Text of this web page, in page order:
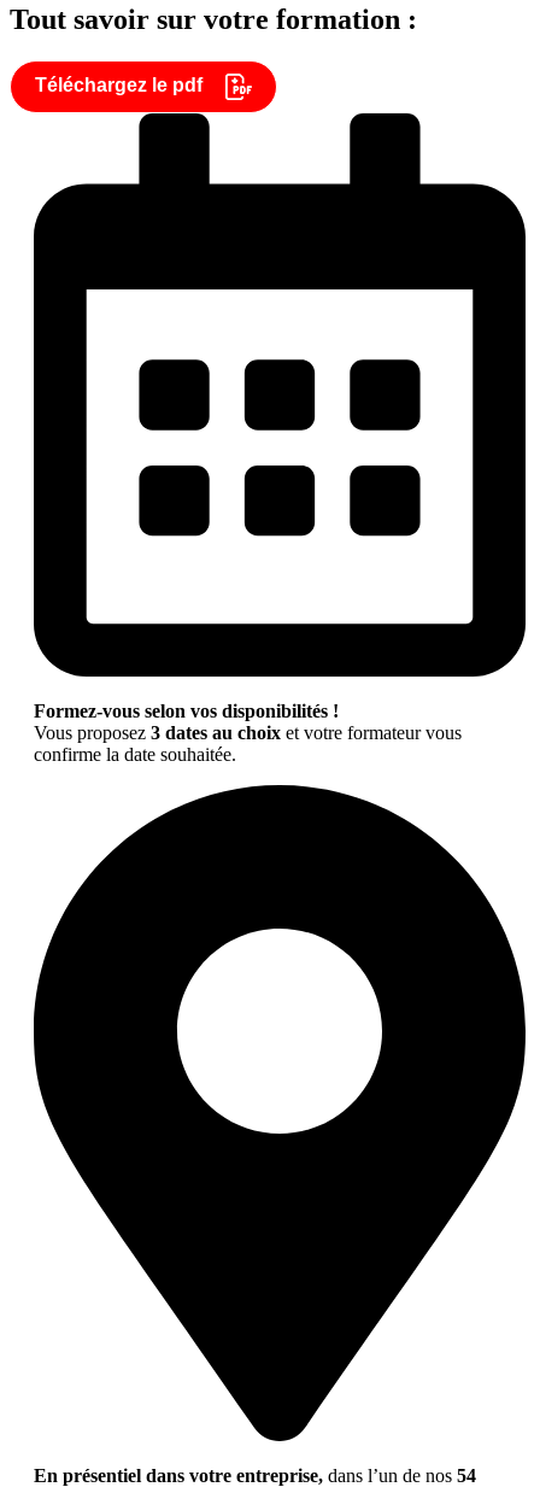
Tout savoir sur votre formation :
Téléchargez le pdf
Formez-vous selon vos disponibilités !
Vous proposez 3 dates au choix et votre formateur vous
confirme la date souhaitée.
En présentiel dans votre entreprise, dans l’un de nos 54